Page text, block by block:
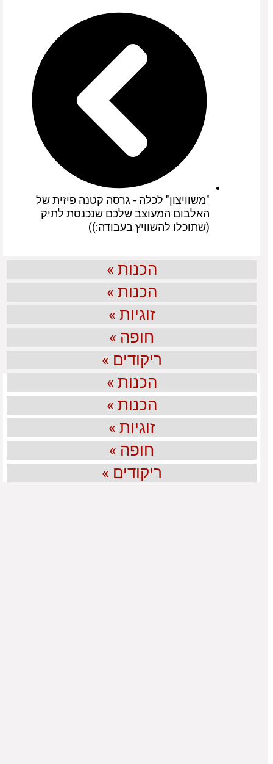
"משוויצון" לכלה - גרסה קטנה פיזית של
האלבום המעוצב שלכם שנכנסת לתיק
(שתוכלו להשוויץ בעבודה:))
הכנות »
הכנות »
זוגיות »
חופה »
ריקודים »
הכנות »
הכנות »
זוגיות »
חופה »
ריקודים »